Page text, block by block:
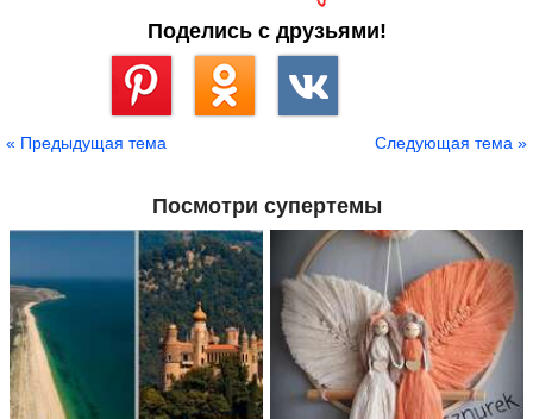
Поделись с друзьями!
« Предыдущая тема Следующая тема »
Посмотри супертемы